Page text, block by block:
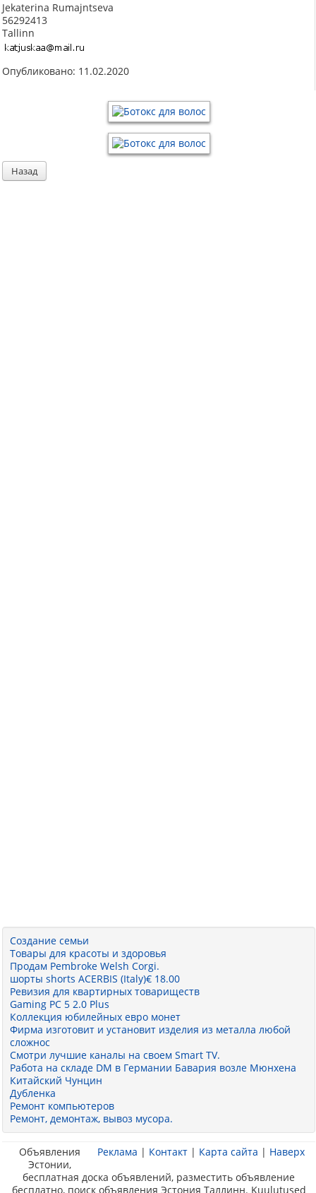
Jekaterina Rumajntseva
56292413
Tallinn
Опубликовано: 11.02.2020
Назад
Создание семьи
Товары для красоты и здоровья
Продам Pembroke Welsh Corgi.
шорты shorts ACERBIS (Italy)€ 18.00
Ревизия для квартирных товариществ
Gaming PC 5 2.0 Plus
Коллекция юбилейных евро монет
Фирма изготовит и установит изделия из металла любой
сложнос
Смотри лучшие каналы на своем Smart TV.
Работа на складе DM в Германии Бавария возле Мюнхена
Китайский Чунцин
Дубленка
Ремонт компьютеров
Ремонт, демонтаж, вывоз мусора.
Реклама | Контакт | Карта сайта | Наверх
Объявления
Эстонии,
бесплатная доска объявлений, разместить объявление
бесплатно, поиск объявления Эстония Таллинн. Kuulutused